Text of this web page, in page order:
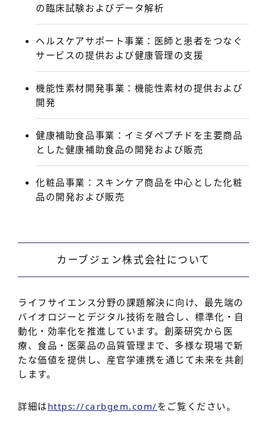
の臨床試験およびデータ解析
ヘルスケアサポート事業 ：医師と患者をつなぐ
サービスの提供および健康管理の支援
機能性素材開発事業 ：機能性素材の提供および
開発
健康補助食品事業 ：イミダペプチドを主要商品
とした健康補助食品の開発および販売
化粧品事業 ：スキンケア商品を中心とした化粧
品の開発および販売
カーブジェン株式会社について
ライフサイエンス分野の課題解決に向け、最先端の
バイオロジーとデジタル技術を融合し、標準化・自
動化・効率化を推進しています。創薬研究から医
療、食品・医薬品の品質管理まで、多様な現場で新
たな価値を提供し、産官学連携を通じて未来を共創
します。
詳細はhttps://carbgem.com/をご覧ください。